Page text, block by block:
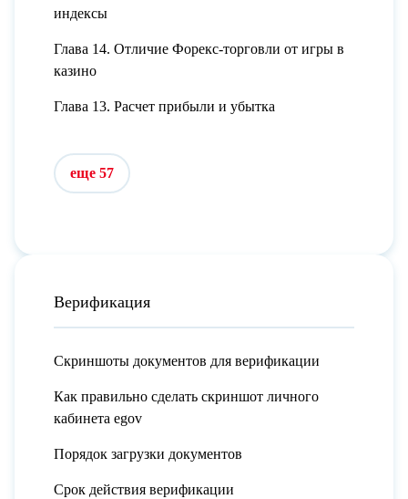
индексы
Глава 14. Отличие Форекс-торговли от игры в
казино
Глава 13. Расчет прибыли и убытка
еще 57
Верификация
Скриншоты документов для верификации
Как правильно сделать скриншот личного
кабинета egov
Порядок загрузки документов
Срок действия верификации